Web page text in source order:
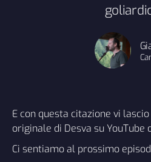
E con questa citazione vi
originale di Desva suYouTube
Ci sentiamo al prossimo